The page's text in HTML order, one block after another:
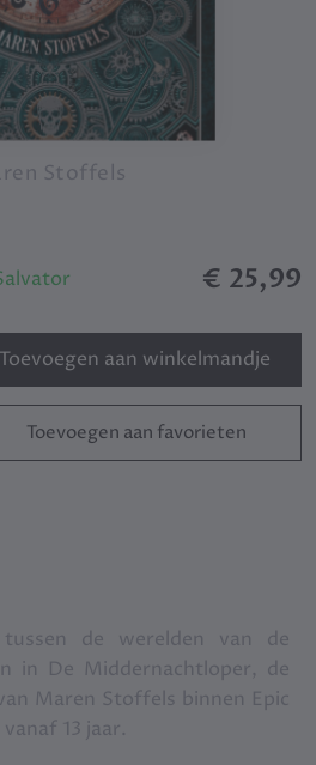
Stoffels
€ 25,99
Toevoegen aan winkelmandje
Toevoegen aan favorieten
de werelden van de
in De Middernachtloper, de
Maren Stoffels binnen Epic
13 jaar.